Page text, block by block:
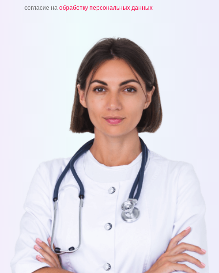
согласие на обработку персональных данных